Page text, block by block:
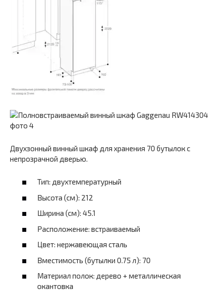
Двухзонный винный шкаф для хранения 70 бутылок с
непрозрачной дверью.
Тип: двухтемпературный
Высота (см): 212
Ширина (см): 45.1
Расположение: встраиваемый
Цвет: нержавеющая сталь
Вместимость (бутылки 0.75 л): 70
Материал полок: дерево + металлическая
окантовка